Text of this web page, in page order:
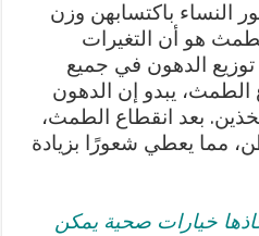
النساء باكتسابهن وزن
هو أن التغيرات
توزيع الدهون في جميع
الطمث، يبدو إن الدهون
بعد انقطاع الطمث،
مما يعطي شعورًا بزيادة
خيارات صحية يمكن